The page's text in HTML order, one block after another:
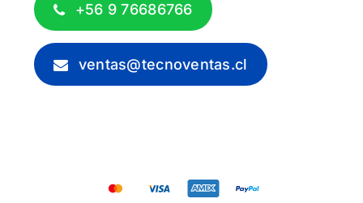
+56 9 76686766
ventas@tecnoventas.cl